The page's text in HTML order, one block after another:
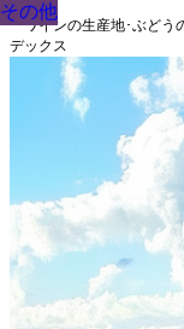
『ワインの生産地･ぶどう
デックス
その他
その他
その他
その他
その他
その他
その他
その他
その他